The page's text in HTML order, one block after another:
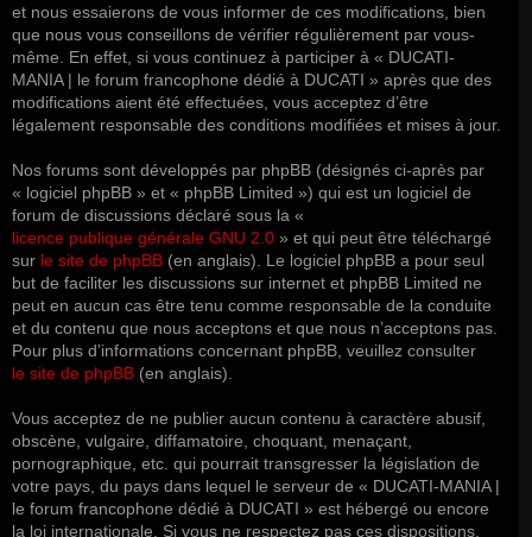
et nous essaierons de vous informer de ces modifications, bien
que nous vous conseillons de vérifier régulièrement par vous-
même. En effet, si vous continuez à participer à « DUCATI-
MANIA | le forum francophone dédié à DUCATI » après que des
modifications aient été effectuées, vous acceptez d’être
légalement responsable des conditions modifiées et mises à jour.
Nos forums sont développés par phpBB (désignés ci-après par
« logiciel phpBB » et « phpBB Limited ») qui est un logiciel de
forum de discussions déclaré sous la «
licence publique générale GNU 2.0 » et qui peut être téléchargé
sur le site de phpBB (en anglais). Le logiciel phpBB a pour seul
but de faciliter les discussions sur internet et phpBB Limited ne
peut en aucun cas être tenu comme responsable de la conduite
et du contenu que nous acceptons et que nous n’acceptons pas.
Pour plus d’informations concernant phpBB, veuillez consulter
le site de phpBB (en anglais).
Vous acceptez de ne publier aucun contenu à caractère abusif,
obscène, vulgaire, diffamatoire, choquant, menaçant,
pornographique, etc. qui pourrait transgresser la législation de
votre pays, du pays dans lequel le serveur de « DUCATI-MANIA |
le forum francophone dédié à DUCATI » est hébergé ou encore
la loi internationale. Si vous ne respectez pas ces dispositions,